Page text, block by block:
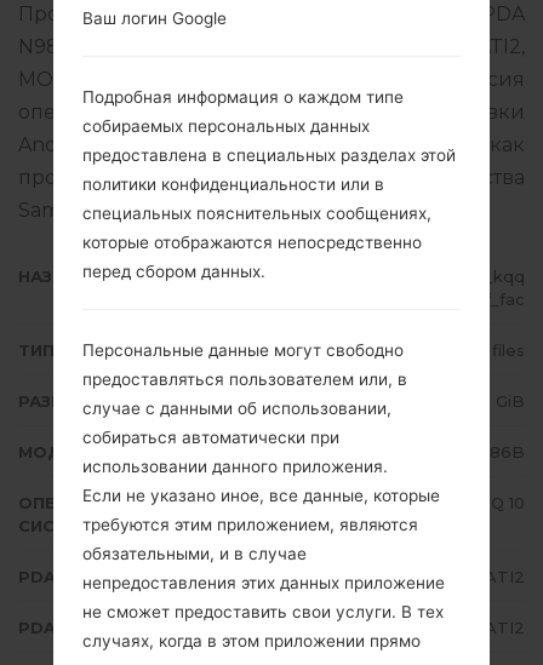
Продукт поставляется с версией PDA
N986BXXU1ATI2 и версия CSC N986BOXM1ATI2,
MODEM версия N986BXXU1ATI3. Версия
операционной системы данной прошивки
Android Q 10. Подробная инструкция, как
прошить стоковую прошивку на устройства
Samsungздесь
НАЗВАНИЕ ФАЙЛА
SM-N986B_1_20200910073016_kqq
qzw9ddf_fac
ТИП ПРОШИВКИ 4 files
РАЗМЕР ФАЙЛА 6.48 GiB
МОДЕЛЬ Samsung SM-N986B
ОПЕРАЦИОННАЯ
СИСТЕМА
Android Q 10
PDA/AP ВЕРСИЯ N986BXXU1ATI2
PDA/AP ВЕРСИЯ N986BOXM1ATI2
Ваш логин Google
Подробная информация о каждом типе
собираемых персональных данных
предоставлена в специальных разделах этой
политики конфиденциальности или в
специальных пояснительных сообщениях,
которые отображаются непосредственно
перед сбором данных.
Персональные данные могут свободно
предоставляться пользователем или, в
случае с данными об использовании,
собираться автоматически при
использовании данного приложения.
Если не указано иное, все данные, которые
требуются этим приложением, являются
обязательными, и в случае
непредоставления этих данных приложение
не сможет предоставить свои услуги. В тех
случаях, когда в этом приложении прямо